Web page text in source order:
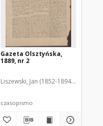
Gazeta Olsztyńska,
1889, nr 2
Liszewski, Jan (1852-1894). Red.
czasopismo